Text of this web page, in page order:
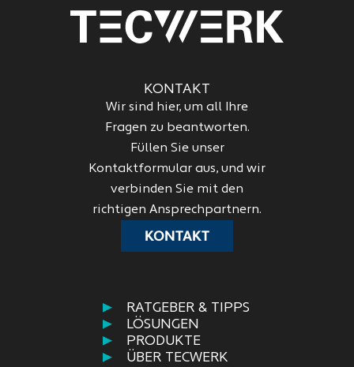
RATGEBER & TIPPS
LÖSUNGEN
PRODUKTE
ÜBER TECWERK
KONTAKT
Wir sind hier, um all Ihre
Fragen zu beantworten.
Füllen Sie unser
Kontaktformular aus, und wir
verbinden Sie mit den
richtigen Ansprechpartnern.
KONTAKT